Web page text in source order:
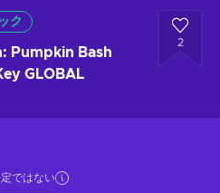
ク
Pumpkin Bash
GLOBAL
2
ではない